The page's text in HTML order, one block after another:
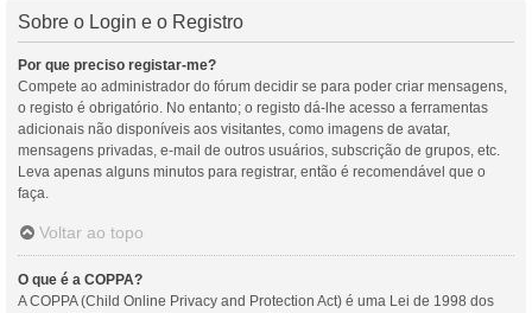
Sobre o Login e o Registro
Por que preciso registar-me?
Compete ao administrador do fórum decidir se para poder criar mensagens,
o registo é obrigatório. No entanto; o registo dá-lhe acesso a ferramentas
adicionais não disponíveis aos visitantes, como imagens de avatar,
mensagens privadas, e-mail de outros usuários, subscrição de grupos, etc.
Leva apenas alguns minutos para registrar, então é recomendável que o
faça.
Voltar ao topo
O que é a COPPA?
A COPPA (Child Online Privacy and Protection Act) é uma Lei de 1998 dos